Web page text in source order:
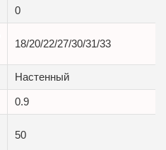
0
18/20/22/27/30/31/33
Настенный
0.9
50